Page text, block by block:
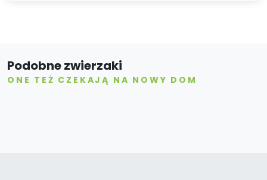
Podobne zwierzaki
ONE TEŻ CZEKAJĄ NA NOWY DOM